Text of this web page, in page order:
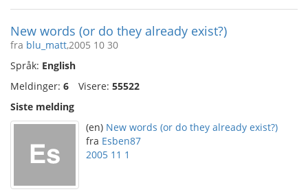
New words (or do they already exist?)
fra blu_matt,2005 10 30
Språk: English
Meldinger: 6 Visere: 55522
Siste melding
(en) New words (or do they already exist?)
fra Esben87
2005 11 1